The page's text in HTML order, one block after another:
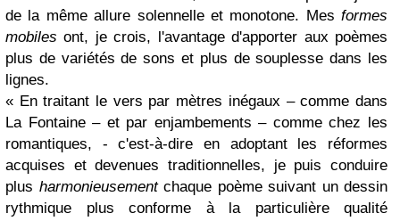
de la même allure solennelle et monotone. Mes formes
mobiles ont, je crois, l'avantage d'apporter aux poèmes
plus de variétés de sons et plus de souplesse dans les
lignes.
« En traitant le vers par mètres inégaux – comme dans
La Fontaine – et par enjambements – comme chez les
romantiques, - c'est-à-dire en adoptant les réformes
acquises et devenues traditionnelles, je puis conduire
plus harmonieusementchaque poème suivant un dessin
rythmique plus conforme à la particulière qualité